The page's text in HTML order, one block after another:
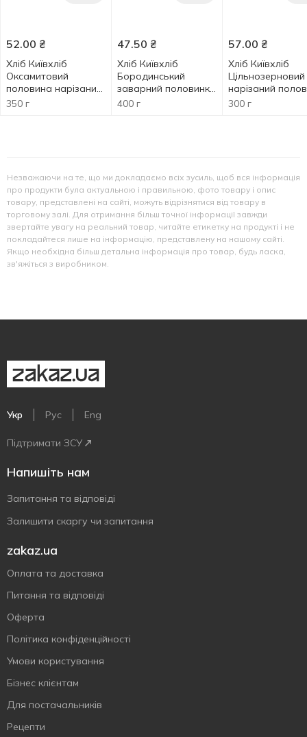
52.00 ₴
Хлiб Київхліб
Оксамитовий
половина нарізаний
350г
350 г
47.50 ₴
Хліб Київхліб
Бородинський
заварний половинка
в нарізці 400г
400 г
57.00 ₴
Хліб Київхліб
Цільнозерновий
нарізаний
300г
300 г
Незважаючи на те, що ми докладаємо всіх зусиль, щоб вся інформація
про продукти була актуальною і правильною, фото товару і опис
товару, представлені на сайті, можуть відрізнятися від товару в
торговому залі. Для отримання більш точної інформації завжди
звертайте увагу на реальний товар, читайте етикетку на продукті і не
покладайтеся лише на інформацію, представлену на нашому сайті.
Якщо необхідна більш детальна інформація про товар, будь ласка,
зв'яжіться з виробником.
Укр Рус Eng
Підтримати ЗСУ
Напишіть нам
Запитання та відповіді
Залишити скаргу чи запитання
zakaz.ua
Оплата та доставка
Питання та відповіді
Оферта
Політика конфіденційності
Умови користування
Бізнес клієнтам
Для постачальників
Рецепти